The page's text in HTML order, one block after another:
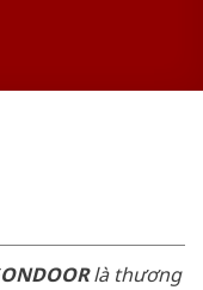
là thương